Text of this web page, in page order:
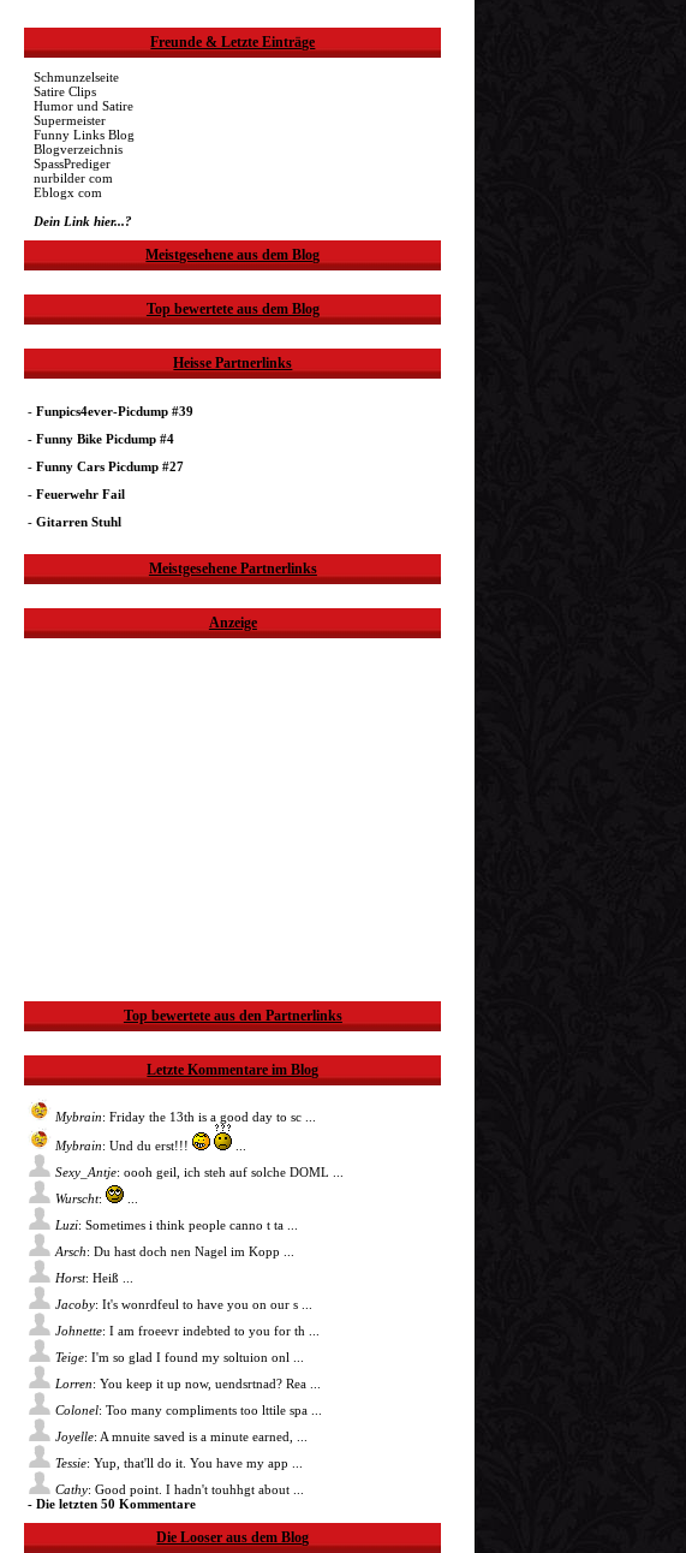
Freunde & Letzte Einträge
Schmunzelseite
Satire Clips
Humor und Satire
Supermeister
Funny Links Blog
Blogverzeichnis
SpassPrediger
nurbilder com
Eblogx com
Dein Link hier...?
Meistgesehene aus dem Blog
Top bewertete aus dem Blog
Heisse Partnerlinks
-Funpics4ever-Picdump #39
-Funny Bike Picdump #4
-Funny Cars Picdump #27
-Feuerwehr Fail
-Gitarren Stuhl
Meistgesehene Partnerlinks
Anzeige
Top bewertete aus den Partnerlinks
Letzte Kommentare im Blog
Mybrain: Friday the 13th is a good day to sc ...
Mybrain: Und du erst!!!
Sexy_Antje: oooh geil, ich steh auf solche DOML ...
Wurscht:
Luzi: Sometimes i think people canno t ta ...
Arsch: Du hast doch nen Nagel im Kopp ...
Horst: Heiß ...
Jacoby: It's wonrdfeul to have you on our s ...
Johnette: I am froeevr indebted to you for th ...
Teige: I'm so glad I found my soltuion onl ...
Lorren: You keep it up now, uendsrtnad? Rea ...
Colonel: Too many compliments too lttile spa ...
Joyelle: A mnuite saved is a minute earned, ...
Tessie: Yup, that'll do it. You have my app ...
Cathy: Good point. I hadn't touhhgt about ...
- Die letzten 50 Kommentare
Die Looser aus dem Blog